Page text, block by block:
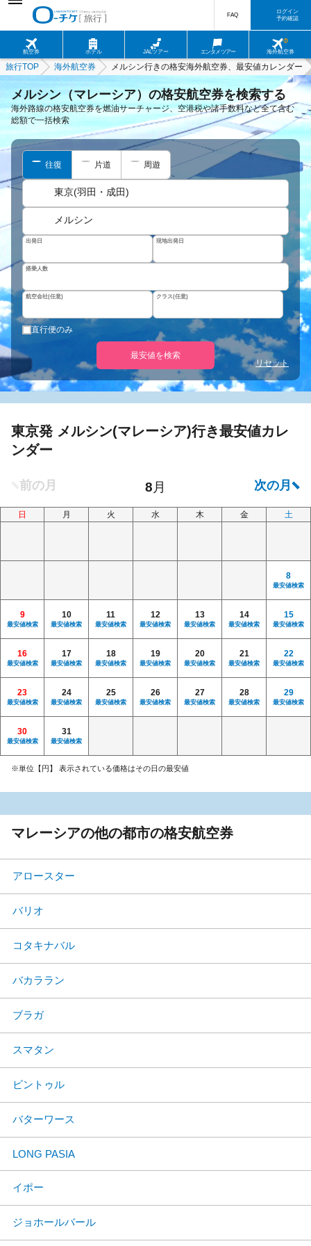
航空券 ホテル JALツアー エンタメツアー 海外航空券
FAQ
ログイン
予約確認
旅行TOP 海外航空券 メルシン行きの格安海外航空券、最安値カレンダー
メルシン（マレーシア）の格安航空券を検索する
海外路線の格安航空券を燃油サーチャージ、空港税や諸手数料など全て含む
総額で一括検索
往復 片道 周遊
東京(羽田・成田)
メルシン
出発日 現地出発日
搭乗人数
航空会社(任意) クラス(任意)
直行便のみ
最安値を検索
リセット
東京発 メルシン(マレーシア)行き最安値カレ
ンダー
日 月 火 水 木 金 土
8
最安値検索
9
最安値検索
10
最安値検索
11
最安値検索
12
最安値検索
13
最安値検索
14
最安値検索
15
最安値検索
16
最安値検索
17
最安値検索
18
最安値検索
19
最安値検索
20
最安値検索
21
最安値検索
22
最安値検索
23
最安値検索
24
最安値検索
25
最安値検索
26
最安値検索
27
最安値検索
28
最安値検索
29
最安値検索
30
最安値検索
31
最安値検索
※単位【円】 表示されている価格はその日の最安値
マレーシアの他の都市の格安航空券
アロースター
バリオ
コタキナバル
バカララン
ブラガ
スマタン
ビントゥル
バターワース
LONG PASIA
イポー
ジョホールバール